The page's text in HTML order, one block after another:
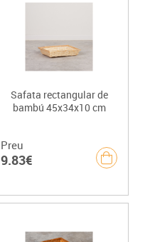
Safata rectangular de
bambú 45x34x10 cm
Preu
9.83€